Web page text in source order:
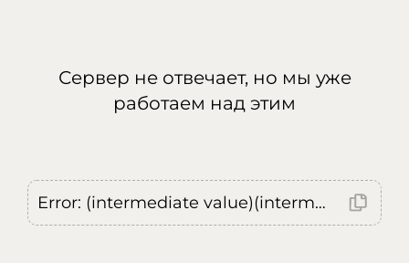
Сервер не отвечает, но мы уже
работаем над этим
Error: (intermediate value)(intermediate value)(intermediate value).replaceAll is not a function